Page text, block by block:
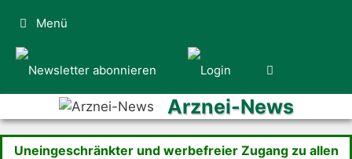
Inhalt
springen
Menü
Arznei-News
Uneingeschränkter und werbefreier Zugang zu allen